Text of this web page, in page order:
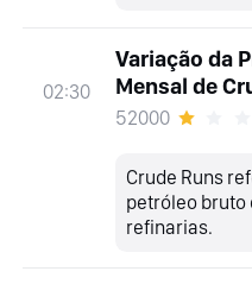
02:30
Variação da
Mensal de
52000
Crude Runs
petróleo bruto
refinarias.